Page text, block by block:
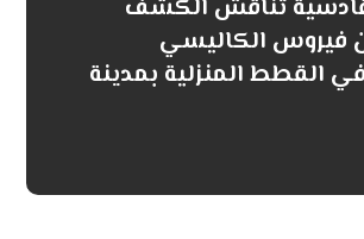
تناقش الكشف
فيروس الكاليسي
القطط المنزلية بمدينة